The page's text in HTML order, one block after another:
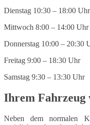
Dienstag 10:30 – 18:00 Uhr
Mittwoch 8:00 – 14:00 Uhr
Donnerstag 10:00 – 20:30
Freitag 9:00 – 18:30 Uhr
Samstag 9:30 – 13:30 Uhr
Ihrem Fahrzeug
Neben dem normalen